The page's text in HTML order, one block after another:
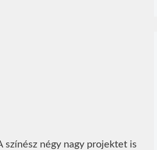
színész négy nagy projektet is